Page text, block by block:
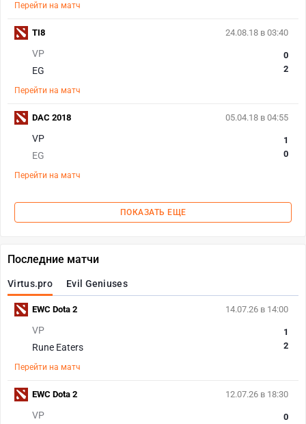
Перейти на матч
24.08.18 в 03:40
VP
EG
0
2
Перейти на матч
TI8
05.04.18 в 04:55
VP
EG
1
0
Перейти на матч
DAC 2018
ПОКАЗАТЬ ЕЩЕ
Последние матчи
Virtus.pro Evil Geniuses
14.07.26 в 14:00
VP
Rune Eaters
1
2
Перейти на матч
EWC Dota 2
12.07.26 в 18:30
VP
0
EWC Dota 2